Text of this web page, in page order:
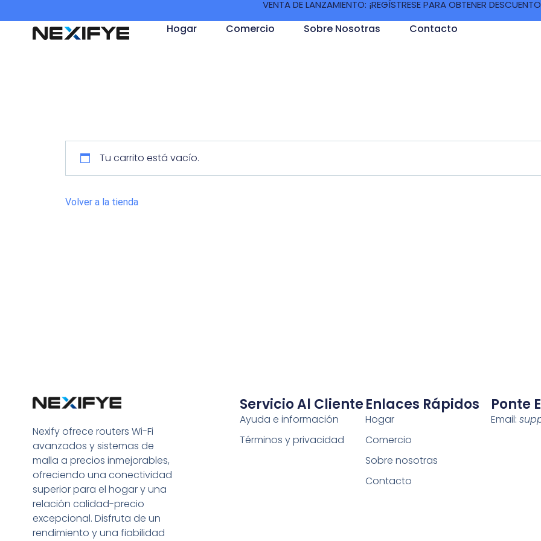
VENTA DE LANZAMIENTO: ¡REGÍSTRESE PARA OBTENER
Hogar Comercio Sobre Nosotras Contacto
Tu carrito está vacío.
Volver a la tienda
Nexify ofrece routers Wi-Fi
avanzados y sistemas de
malla a precios inmejorables,
ofreciendo una conectividad
superior para el hogar y una
relación calidad-precio
excepcional. Disfruta de un
rendimiento y una fiabilidad
Servicio Al Cliente
Ayuda e información
Términos y privacidad
Enlaces Rápidos
Hogar
Comercio
Sobre nosotras
Contacto
Ponte
Email: